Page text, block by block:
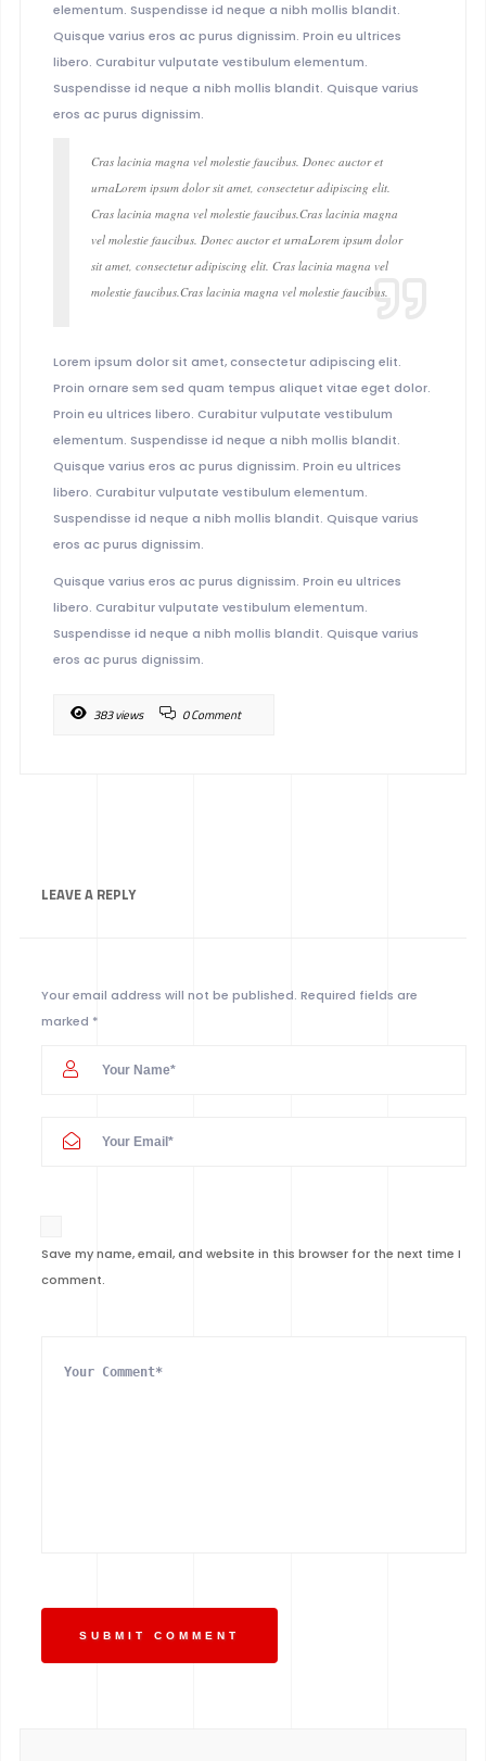
elementum. Suspendisse id neque a nibh mollis blandit.
Quisque varius eros ac purus dignissim. Proin eu ultrices
libero. Curabitur vulputate vestibulum elementum.
Suspendisse id neque a nibh mollis blandit. Quisque varius
eros ac purus dignissim.
Cras lacinia magna vel molestie faucibus. Donec auctor et
urnaLorem ipsum dolor sit amet, consectetur adipiscing elit.
Cras lacinia magna vel molestie faucibus.Cras lacinia magna
vel molestie faucibus. Donec auctor et urnaLorem ipsum dolor
sit amet, consectetur adipiscing elit. Cras lacinia magna vel
molestie faucibus.Cras lacinia magna vel molestie faucibus.
Lorem ipsum dolor sit amet, consectetur adipiscing elit.
Proin ornare sem sed quam tempus aliquet vitae eget dolor.
Proin eu ultrices libero. Curabitur vulputate vestibulum
elementum. Suspendisse id neque a nibh mollis blandit.
Quisque varius eros ac purus dignissim. Proin eu ultrices
libero. Curabitur vulputate vestibulum elementum.
Suspendisse id neque a nibh mollis blandit. Quisque varius
eros ac purus dignissim.
Quisque varius eros ac purus dignissim. Proin eu ultrices
libero. Curabitur vulputate vestibulum elementum.
Suspendisse id neque a nibh mollis blandit. Quisque varius
eros ac purus dignissim.
383 views 0 Comment
LEAVE A REPLY
Your email address will not be published. Required fields are
marked *
Save my name, email, and website in this browser for the next time I
comment.
SUBMIT COMMENT